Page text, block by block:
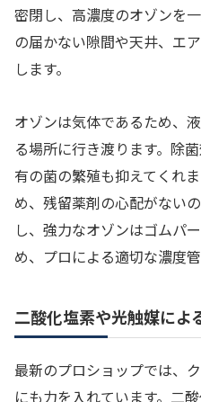
密閉し、高濃度のオゾンを
の届かない隙間や天井、エ
します。
オゾンは気体であるため、
る場所に行き渡ります。除
有の菌の繁殖も抑えてくれ
め、残留薬剤の心配がない
し、強力なオゾンはゴムパ
め、プロによる適切な濃度
二酸化塩素や光触媒によ
最新のプロショップでは、
にも力を入れています。二